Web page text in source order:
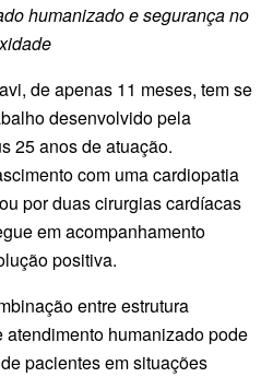
humanizado e segurança no
de apenas 11 meses, tem se
desenvolvido pela
25 anos de atuação.
com uma cardiopatia
por duas cirurgias cardíacas
em acompanhamento
positiva.
entre estrutura
humanizado pode
pacientes em situações